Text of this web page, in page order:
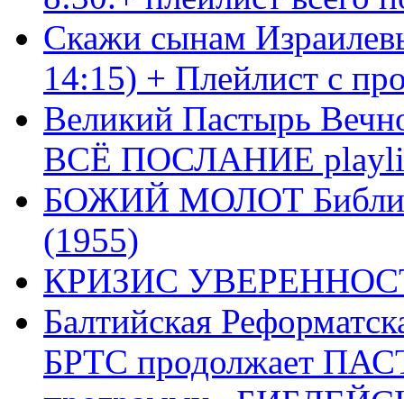
Скажи сынам
14:15) + Плейлист с
Великий Пастырь
ВСЁ ПОСЛАНИЕ
БОЖИЙ МОЛОТ Библия
(1955)
КРИЗИС
Балтийская
БРТС продолжает